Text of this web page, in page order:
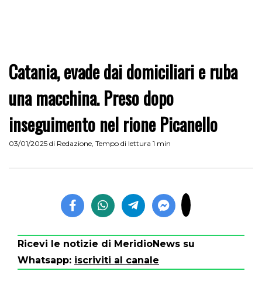
Catania, evade dai domiciliari e ruba
una macchina. Preso dopo
inseguimento nel rione Picanello
03/01/2025 di Redazione, Tempo di lettura 1 min
Ricevi le notizie di MeridioNews su
Whatsapp: iscriviti al canale